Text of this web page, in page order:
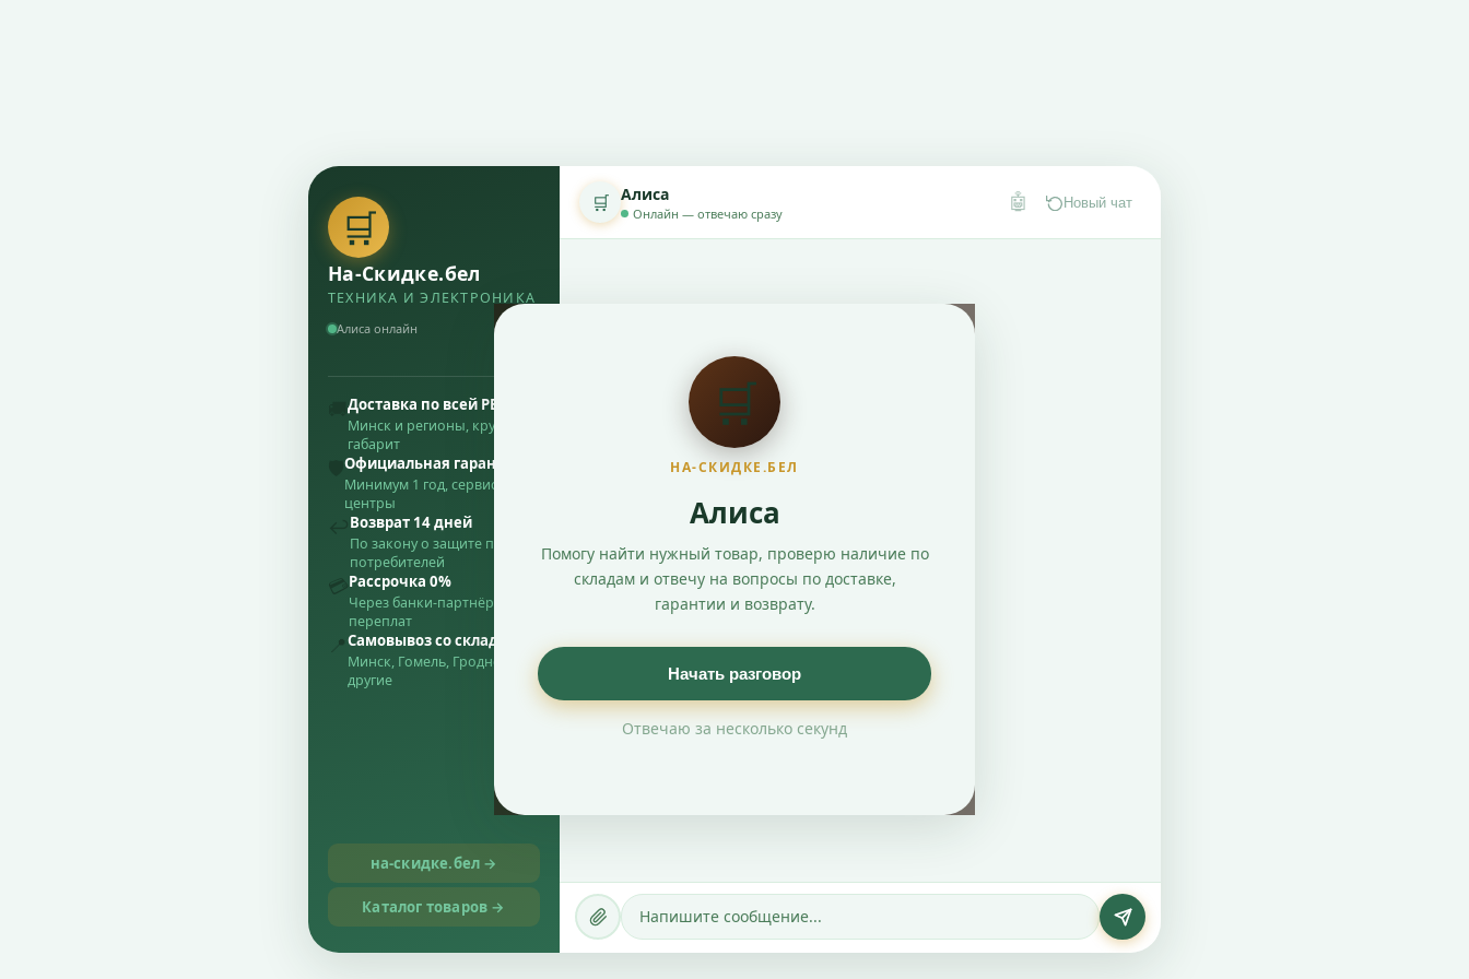
🛒
НА-СКИДКЕ.БЕЛ
Алиса
Помогу найти нужный товар, проверю наличие по
складам и отвечу на вопросы по доставке,
гарантии и возврату.
Начать разговор
Отвечаю за несколько секунд
🛒
На-Скидке.бел
ТЕХНИКА И ЭЛЕКТРОНИКА
Алиса онлайн
Доставка по всей РБ
Минск и регионы, крупный
габарит
Официальная гарантия
Минимум 1 год, сервисные
центры
Возврат 14 дней
По закону о защите прав
потребителей
💳 Рассрочка 0%
Через банки-партнёры, без
переплат
📍Самовывоз со склада
Минск, Гомель, Гродно и
другие
на-скидке.бел →
Каталог товаров →
🛒 Алиса
Онлайн — отвечаю сразу
🤖 Новый чат